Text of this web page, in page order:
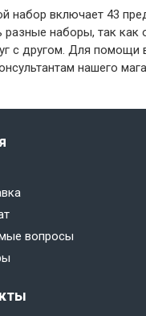
набор включает 43
разные наборы, так как
с другом. Для помощи
нашего
вопросы